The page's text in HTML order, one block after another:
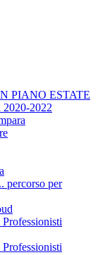
PIANO ESTATE
2020-2022
percorso per